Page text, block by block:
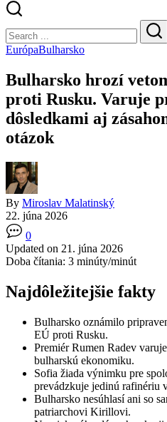
Search
EurópaBulharsko
Bulharsko hrozí
proti Rusku. Varuje
dôsledkami aj
otázok
By Miroslav Malatinský
22. júna 2026
0
Updated on 21. júna 2026
Doba čítania: 3 minúty/minút
Najdôležitejšie fakty
Bulharsko oznámilo
EÚ proti Rusku.
Premiér Rumen Radev
bulharskú ekonomiku.
Sofia žiada výnimku pre
prevádzkuje jedinú rafinériu
Bulharsko nesúhlasí ani so
patriarchovi Kirillovi.